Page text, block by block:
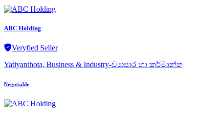
ABC Holding
Veryfied Seller
Yatiyanthota, Business & Industry-ව්‍යාපාර හා කර්මාන්ත
Negotiable